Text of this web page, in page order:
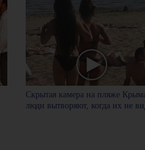
Скрытая камера на пляже
люди вытворяют, когда их не